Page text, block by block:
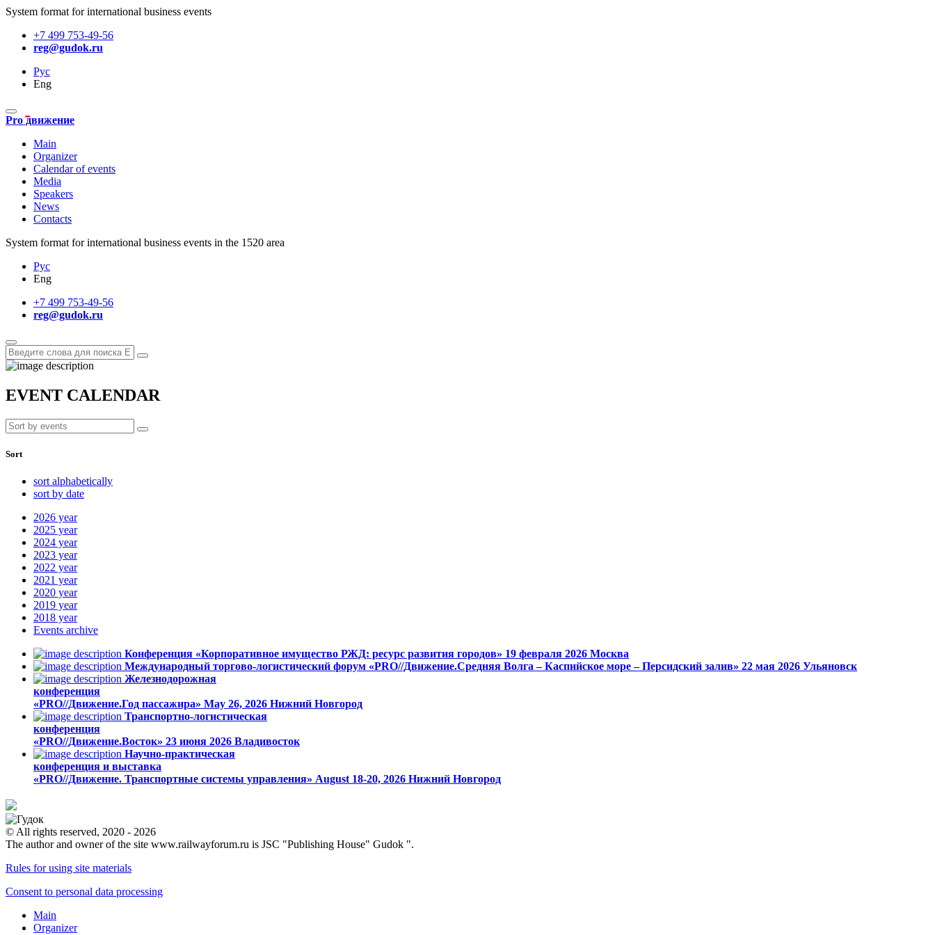
System format for international business events
+7 499 753-49-56
reg@gudok.ru
Рус
Eng
Pro движение
Main
Organizer
Calendar of events
Media
Speakers
News
Contacts
System format for international business events in the 1520 area
Рус
Eng
+7 499 753-49-56
reg@gudok.ru
EVENT CALENDAR
Sort
sort alphabetically
sort by date
2026 year
2025 year
2024 year
2023 year
2022 year
2021 year
2020 year
2019 year
2018 year
Events archive
Конференция «Корпоративное имущество РЖД: ресурс развития городов» 19 февраля 2026 Москва
Международный торгово-логистический форум «PRO//Движение.Средняя Волга – Каспийское море – Персидский залив» 22 мая 2026 Ульяновск
Железнодорожная
конференция
«PRO//Движение.Год пассажира» May 26, 2026 Нижний Новгород
Транспортно-логистическая
конференция
«PRO//Движение.Восток» 23 июня 2026 Владивосток
Научно-практическая
конференция и выставка
«PRO//Движение. Транспортные системы управления» August 18-20, 2026 Нижний Новгород
© All rights reserved, 2020 - 2026
The author and owner of the site www.railwayforum.ru is JSC "Publishing House" Gudok ".
Rules for using site materials
Consent to personal data processing
Main
Organizer